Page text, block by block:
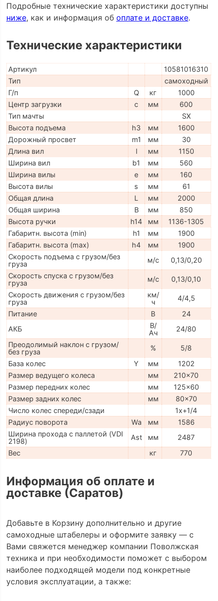
Подробные технические характеристики доступны
ниже, как и информация об оплате и доставке.
Технические характеристики
Артикул
10581016310
Тип
самоходный
Г/п
Q кг
1000
Центр загрузки
c мм
600
Тип мачты
SX
Высота подъема
h3 мм
1600
Дорожный просвет
m1 мм
30
Длина вил
l мм
1150
Ширина вил
b1 мм
560
Ширина вилы
e мм
160
Высота вилы
s мм
61
Общая длина
L мм
2000
Общая ширина
B мм
850
Высота ручки
h14 мм
1136-1305
Габаритн. высота (min)
h1 мм
1900
Габаритн. высота (max)
h4 мм
1900
Скорость подъема с грузом/без
груза
м/с
0,13/0,20
Скорость спуска с грузом/без
груза
м/с
0,13/0,10
Скорость движения с грузом/без
груза
км/
ч
4/4,5
Питание
В
24
АКБ
В/
Ач
24/80
Преодолимый наклон с грузом/
без груза
%
5/8
База колес
Y мм
1202
Размер ведущего колеса
мм
210x70
Размер передних колес
мм
125x60
Размер задних колес
мм
80x70
Число колес спереди/сзади
1x+1/4
Радиус поворота
Wa мм
1586
Ширина прохода с паллетой (VDI
2198)
Ast мм
2487
Вес
кг 770
Информация об оплате и
доставке (Саратов)
Добавьте в Корзину дополнительно и другие
самоходные штабелеры и оформите заявку — с
Вами свяжется менеджер компании Поволжская
техника и при необходимости поможет с выбором
наиболее подходящей модели под конкретные
условия эксплуатации, а также: